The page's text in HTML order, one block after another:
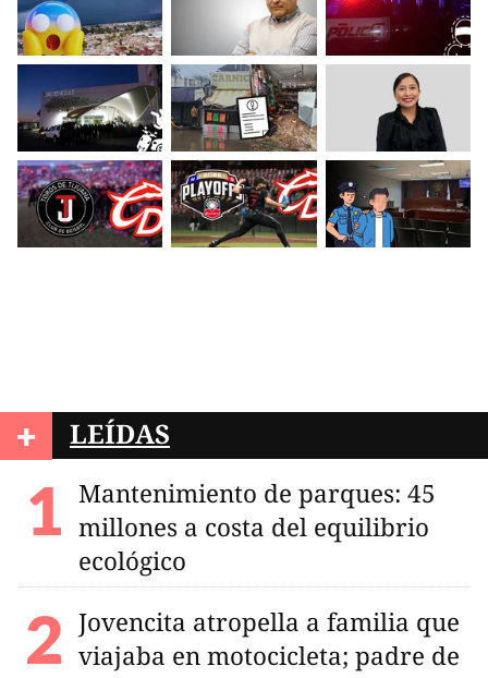
+ LEÍDAS
Mantenimiento de parques: 45
millones a costa del equilibrio
ecológico
Jovencita atropella a familia que
viajaba en motocicleta; padre de